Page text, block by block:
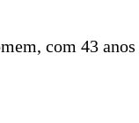
com 43